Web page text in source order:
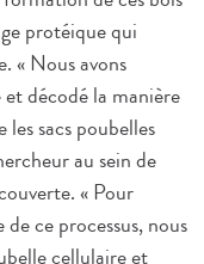
protéique qui
« Nous avons
décodé la manière
sacs poubelles
au sein de
« Pour
ce processus, nous
cellulaire et